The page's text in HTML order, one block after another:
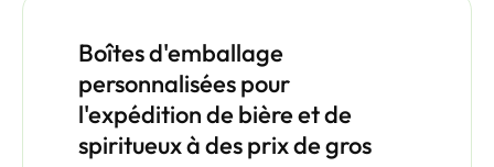
Boîtes d'emballage
personnalisées pour
l'expédition de bière et de
spiritueux à des prix de gros